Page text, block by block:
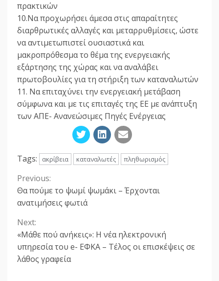
πρακτικών
10.Να προχωρήσει άμεσα στις απαραίτητες
διαρθρωτικές αλλαγές και μεταρρυθμίσεις, ώστε
να αντιμετωπιστεί ουσιαστικά και
μακροπρόθεσμα το θέμα της ενεργειακής
εξάρτησης της χώρας και να αναλάβει
πρωτοβουλίες για τη στήριξη των καταναλωτών
11. Να επιταχύνει την ενεργειακή μετάβαση
σύμφωνα και με τις επιταγές της ΕΕ με ανάπτυξη
των ΑΠΕ- Ανανεώσιμες Πηγές Ενέργειας
Tags: ακρίβεια καταναλωτές πληθωρισμός
Continue
Reading
Previous:
Θα πούμε το ψωμί ψωμάκι – Έρχονται
ανατιμήσεις φωτιά
Next:
«Μάθε πού ανήκεις»: Η νέα ηλεκτρονική
υπηρεσία του e- ΕΦΚΑ – Τέλος οι επισκέψεις σε
λάθος γραφεία